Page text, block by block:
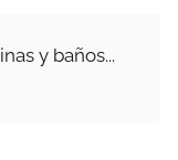
y baños...